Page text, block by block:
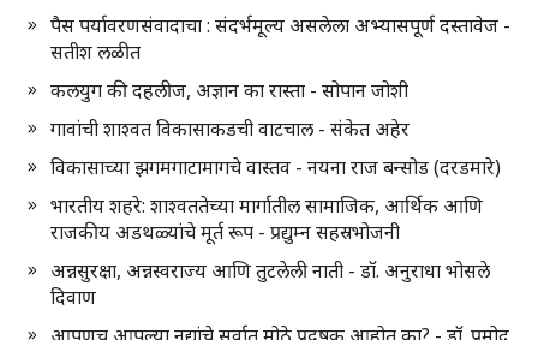
पैस पर्यावरणसंवादाचा : संदर्भमूल्य असलेला अभ्यासपूर्ण दस्तावेज -
सतीश लळीत
कलयुग की दहलीज, अज्ञान का रास्ता - सोपान जोशी
गावांची शाश्वत विकासाकडची वाटचाल - संकेत अहेर
विकासाच्या झगमगाटामागचे वास्तव - नयना राज बन्सोड (दरडमारे)
भारतीय शहरे: शाश्वततेच्या मार्गातील सामाजिक, आर्थिक आणि
राजकीय अडथळ्यांचे मूर्त रूप - प्रद्युम्न सहस्रभोजनी
अन्नसुरक्षा, अन्नस्वराज्य आणि तुटलेली नाती - डॉ. अनुराधा भोसले
दिवाण